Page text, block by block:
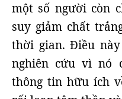
một số người còn
suy giảm chất
thời gian. Điều
nghiên cứu vì nó
thông tin hữu ích